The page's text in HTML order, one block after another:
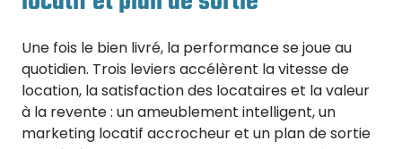
Une fois le bien livré, la performance se joue au
quotidien. Trois leviers accélèrent la vitesse de
location, la satisfaction des locataires et la valeur
à la revente : un ameublement intelligent, un
marketing locatif accrocheur et un plan de sortie